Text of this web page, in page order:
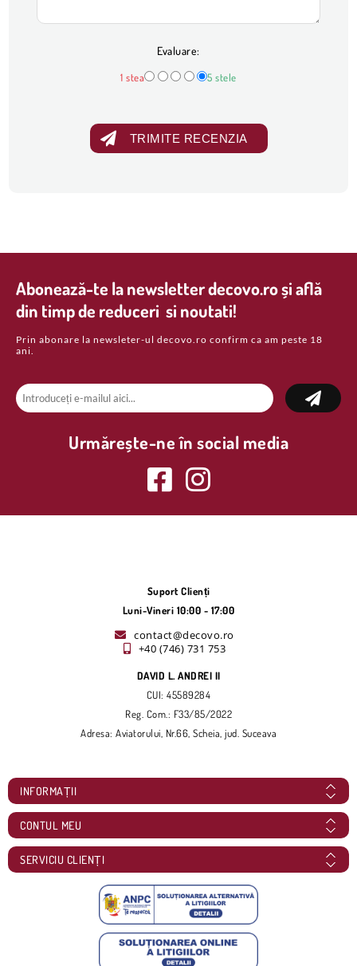
Evaluare:
1 stea 5 stele
TRIMITE RECENZIA
Abonează-te la newsletter decovo.ro și află
din timp de reduceri si noutati!
Prin abonare la newsleter-ul decovo.ro confirm ca am peste 18
ani.
Urmărește-ne în social media
Suport Clienți
Luni-Vineri 10:00 - 17:00
contact@decovo.ro
+40 (746) 731 753
DAVID L. ANDREI II
CUI: 45589284
Reg. Com.: F33/85/2022
Adresa: Aviatorului, Nr.66, Scheia, jud. Suceava
INFORMAȚII
CONTUL MEU
SERVICIU CLIENȚI